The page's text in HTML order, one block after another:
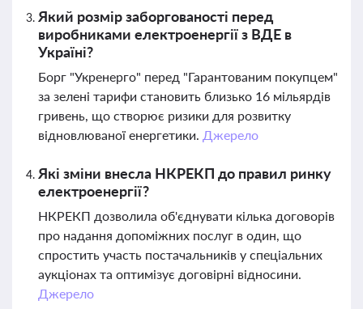
Який розмір заборгованості перед
виробниками електроенергії з ВДЕ в
Україні?
Борг "Укренерго" перед "Гарантованим покупцем"
за зелені тарифи становить близько 16 мільярдів
гривень, що створює ризики для розвитку
відновлюваної енергетики. Джерело
Які зміни внесла НКРЕКП до правил ринку
електроенергії?
НКРЕКП дозволила об'єднувати кілька договорів
про надання допоміжних послуг в один, що
спростить участь постачальників у спеціальних
аукціонах та оптимізує договірні відносини.
Джерело